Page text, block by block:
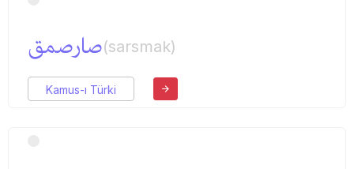
صارصمق(sarsmak)
Kamus-ı Türki